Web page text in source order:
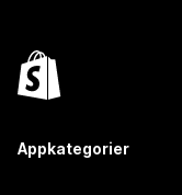
Appkategorier